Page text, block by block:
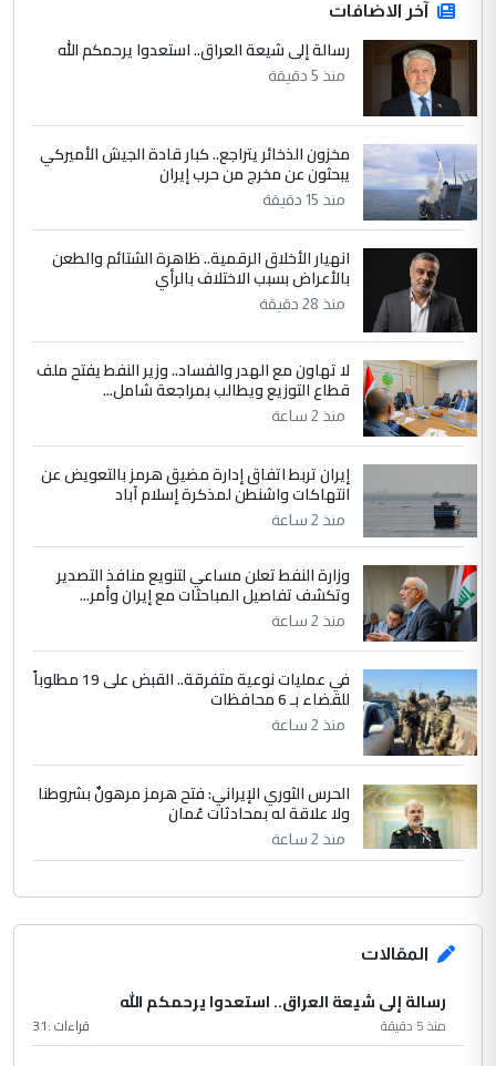
للوزاره ولا للمواطن القرار الصائب يكون بعد
الاستماع للمدير ومغرفة ...
الموضوع :
وزير الصحة يعفي مدير مستشفى الكرخ
العام في بغداد
4 سردار
التعليق : واحد من عصابة علي ماما يسقط
جنسية الرافد الثالث للعراق ومن اصول عريقة
ابا فرات ...
الموضوع :
الجواهري يرد على صدام حسين سل
مضجعيك يابن الزنا (نص كامل)
5 سردار
التعليق : واحد من عصابة علي ماما يسقط
جنسية الرافد الثالث للعراق ومن اصول عريقة
الموضوع : الجواهري يرد على صدام حسين سل
مضجعيك يابن الزنا (نص كامل)
آخر الاضافات
رسالة إلى شيعة العراق.. استعدوا يرحمكم الله
منذ 5 دقيقة
مخزون الذخائر يتراجع.. كبار قادة الجيش الأميركي
يبحثون عن مخرج من حرب إيران
منذ 15 دقيقة
انهيار الأخلاق الرقمية.. ظاهرة الشتائم والطعن
بالأعراض بسبب الاختلاف بالرأي
منذ 28 دقيقة
لا تهاون مع الهدر والفساد.. وزير النفط يفتح ملف
قطاع التوزيع ويطالب بمراجعة شامل...
منذ 2 ساعة
إيران تربط اتفاق إدارة مضيق هرمز بالتعويض عن
انتهاكات واشنطن لمذكرة إسلام آباد
منذ 2 ساعة
وزارة النفط تعلن مساعي لتنويع منافذ التصدير
وتكشف تفاصيل المباحثات مع إيران وأمر...
منذ 2 ساعة
في عمليات نوعية متفرقة.. القبض على 19 مطلوباً
للقضاء بـ 6 محافظات
منذ 2 ساعة
الحرس الثوري الإيراني: فتح هرمز مرهونٌ بشروطنا
ولا علاقة له بمحادثات عُمان
منذ 2 ساعة
المقالات
رسالة إلى شيعة العراق.. استعدوا يرحمكم الله
منذ 5 دقيقة قراءات :31